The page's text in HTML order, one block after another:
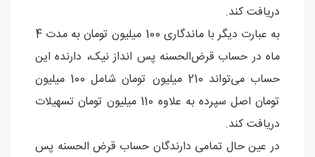
دریافت کند.
به عبارت دیگر با ماندگاری 100 میلیون تومان به مدت 4
ماه در حساب قرض‌الحسنه پس انداز نیک، دارنده این
حساب می‌تواند 210 میلیون تومان شامل 100 میلیون
تومان اصل سپرده به علاوه 110 میلیون تومان تسهیلات
دریافت کند.
در عین حال تمامی دارندگان حساب قرض الحسنه پس